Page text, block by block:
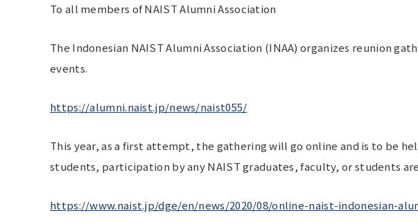
To all members of NAIST Alumni Association
The Indonesian NAIST Alumni Association (INAA) organizes reunion
events.
https://alumni.naist.jp/news/naist055/
This year, as a first attempt, the gathering will go online and is to be
students, participation by any NAIST graduates, faculty, or students
https://www.naist.jp/dge/en/news/2020/08/online-naist-indonesian-